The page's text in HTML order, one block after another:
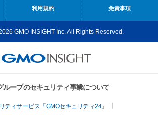
利用規約 免責事項
GMO INSIGHT Inc. All Rights Reserved.
ループのセキュリティ事業について
ティサービス「GMOセキュリティ24」